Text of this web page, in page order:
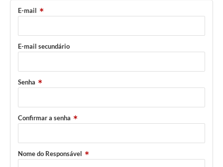
E-mail
E-mail secundário
Senha
Confirmar a senha
Nome do Responsável